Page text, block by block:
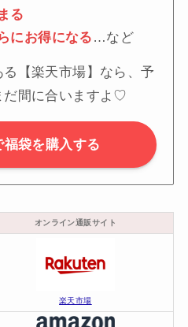
る
にお得になる …など
【楽天市場】なら、予
だ間に合いますよ♡
袋を購入する
オンライン通販サイト
楽天市場